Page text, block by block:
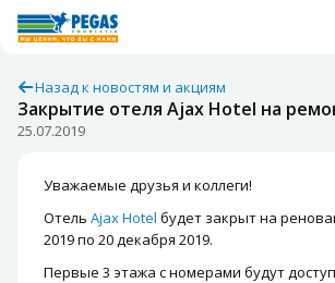
Назад к новостям и акциям
Закрытие отеля Ajax Hotel на
25.07.2019
Уважаемые друзья и коллеги!
Отель Ajax Hotel будет закрыт на
2019 по 20 декабря 2019.
Первые 3 этажа с номерами будут